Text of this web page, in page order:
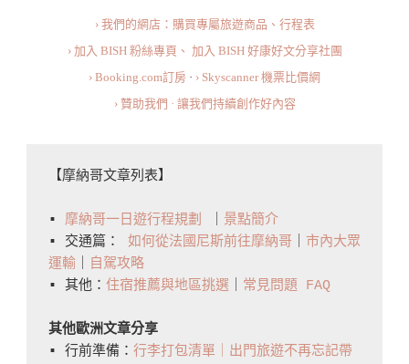
納
哥
使
用
通
How
Use
Transport
› 我們的網店：購買專屬旅遊商品、行程表
› 加入 BISH 粉絲專頁、 加入 BISH 好康好文分享社團
› Booking.com訂房 · › Skyscanner 機票比價網
› 贊助我們 · 讓我們持續創作好內容
【摩納哥文章列表】
▪️ 摩納哥一日遊行程規劃
景點簡介
▪️ 交通篇： 如何從法國尼斯前往摩納哥
市內大眾
運輸
自駕攻略
▪️ 其他： 住宿推薦與地區挑選 常見問題 FAQ
其他歐洲文章分享
▪️ 行前準備： 行李打包清單｜出門旅遊不再忘記帶